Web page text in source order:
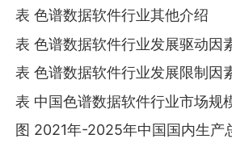
表 色谱数据软件行业其他介绍
表 色谱数据软件行业发展驱动因
表 色谱数据软件行业发展限制因
表 中国色谱数据软件行业市场规
图 2021年-2025年中国国内生产